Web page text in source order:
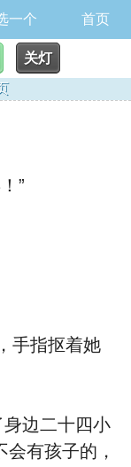
一个 首页
关灯
”
手指抠着她
边二十四小
有孩子的，